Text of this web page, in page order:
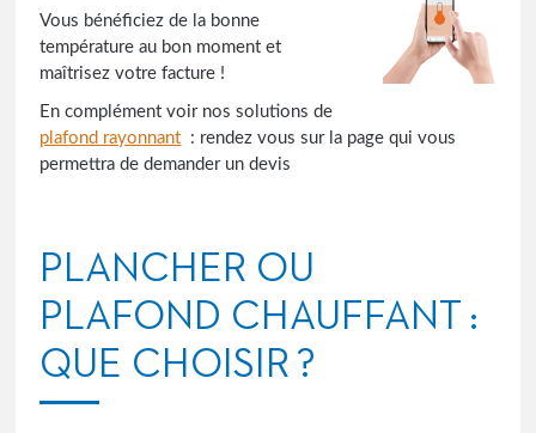
Vous bénéficiez de la bonne
température au bon moment et
maîtrisez votre facture !
En complément voir nos solutions de
plafond rayonnant : rendez vous sur la page qui vous
permettra de demander un devis
PLANCHER OU
PLAFOND CHAUFFANT :
QUE CHOISIR ?